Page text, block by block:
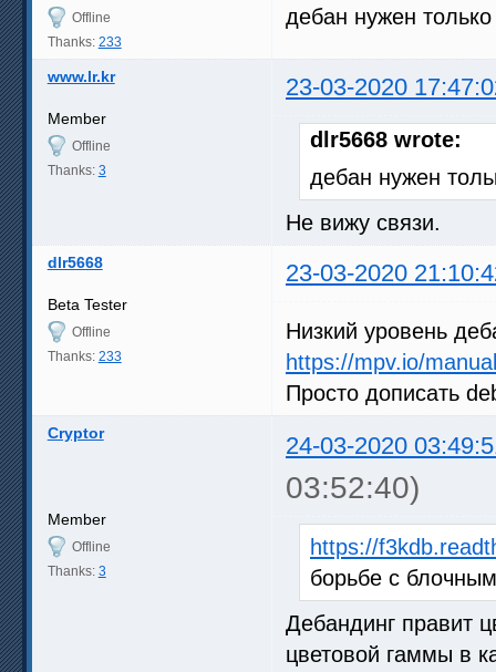
Offline
Thanks: 233
дебан нужен
www.lr.kr 23-03-2020
Member
Offline
Thanks: 3
dlr5668 wrote:
дебан нужен
Не вижу связи.
dlr5668 23-03-2020
Beta Tester
Offline
Thanks: 233
Низкий уровень
https://mpv.io/
Просто дописать
Cryptor 24-03-2020
03:52:40)
Member
Offline
Thanks: 3
https://
борьбе с
Дебандинг правит
цветовой гаммы в